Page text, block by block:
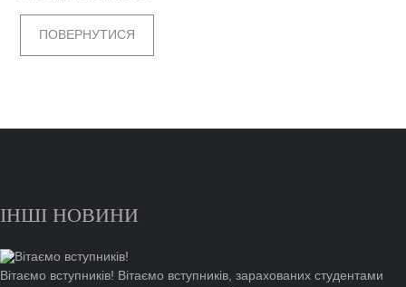
ПОВЕРНУТИСЯ
ІНШІ НОВИНИ
Вітаємо вступників! Вітаємо вступників, зарахованих студентами